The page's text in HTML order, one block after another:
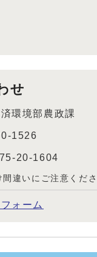
せ
環境部農政課
1526
20-1604
違いにご注意くださ
ォーム